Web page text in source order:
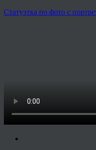
Статуэтка по фото с